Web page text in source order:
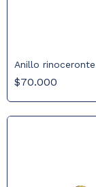
Anillo rinoceronte
$70.000